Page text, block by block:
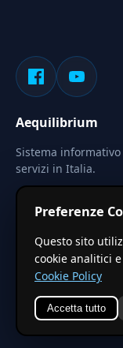
Aequilibrium
Sistema
servizi in Italia.
Le stime
territoriali regionali
costituiscono
© 2026
Preferenze
Questo sito
cookie analitici
Cookie Policy
Accetta tutto